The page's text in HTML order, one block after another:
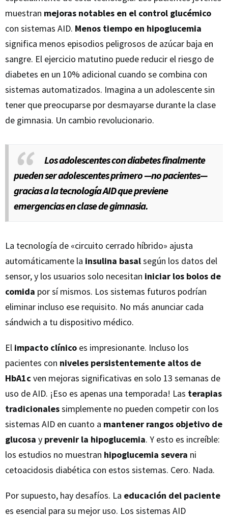
muestran mejoras notables en el control glucémico
con sistemas AID. Menos tiempo en hipoglucemia
significa menos episodios peligrosos de azúcar baja en
sangre. El ejercicio matutino puede reducir el riesgo de
diabetes en un 10% adicional cuando se combina con
sistemas automatizados. Imagina a un adolescente sin
tener que preocuparse por desmayarse durante la clase
de gimnasia. Un cambio revolucionario.
Los adolescentes con diabetes finalmente
pueden ser adolescentes primero —no pacientes—
gracias a la tecnología AID que previene
emergencias en clase de gimnasia.
La tecnología de «circuito cerrado híbrido» ajusta
automáticamente la insulina basalsegún los datos del
sensor, y los usuarios solo necesitan iniciar los bolos de
comida por sí mismos. Los sistemas futuros podrían
eliminar incluso ese requisito. No más anunciar cada
sándwich a tu dispositivo médico.
El impacto clínico es impresionante. Incluso los
pacientes con niveles persistentemente altos de
HbA1cven mejoras significativas en solo 13 semanas de
uso de AID. ¡Eso es apenas una temporada! Las terapias
tradicionalessimplemente no pueden competir con los
sistemas AID en cuanto a mantener rangos objetivo de
glucosa y prevenir la hipoglucemia. Y esto es increíble:
los estudios no muestran hipoglucemia severa ni
cetoacidosis diabética con estos sistemas. Cero. Nada.
Por supuesto, hay desafíos. La educación del paciente
es esencial para su mejor uso. Los sistemas AID